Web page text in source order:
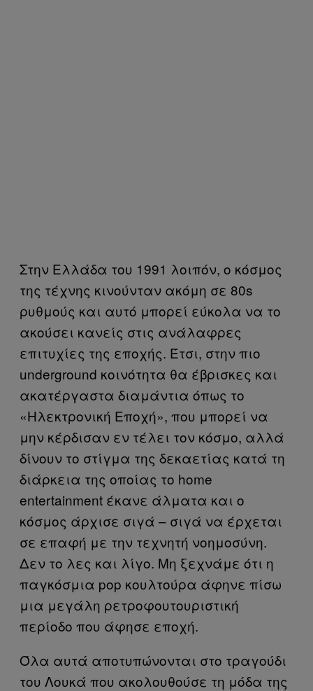
Στην Ελλάδα του 1991 λοιπόν, ο κόσμος
της τέχνης κινούνταν ακόμη σε 80s
ρυθμούς και αυτό μπορεί εύκολα να το
ακούσει κανείς στις ανάλαφρες
επιτυχίες της εποχής. Έτσι, στην πιο
underground κοινότητα θα έβρισκες και
ακατέργαστα διαμάντια όπως το
«Ηλεκτρονική Εποχή», που μπορεί να
μην κέρδισαν εν τέλει τον κόσμο, αλλά
δίνουν το στίγμα της δεκαετίας κατά τη
διάρκεια της οποίας το home
entertainment έκανε άλματα και ο
κόσμος άρχισε σιγά – σιγά να έρχεται
σε επαφή με την τεχνητή νοημοσύνη.
Δεν το λες και λίγο. Μη ξεχνάμε ότι η
παγκόσμια pop κουλτούρα άφηνε πίσω
μια μεγάλη ρετροφουτουριστική
περίοδο που άφησε εποχή.
Όλα αυτά αποτυπώνονται στο τραγούδι
του Λουκά που ακολουθούσε τη μόδα της